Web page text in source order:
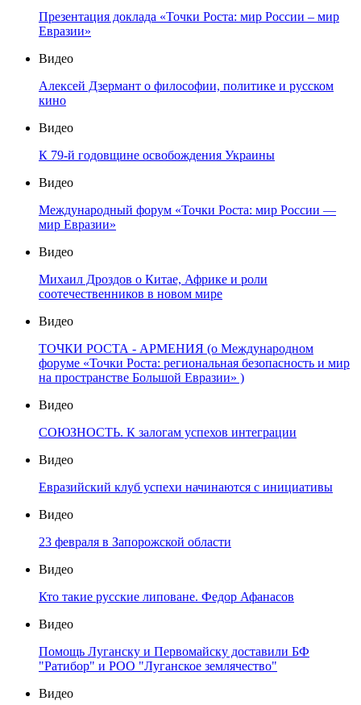
Презентация доклада «Точки Роста: мир России – мир
Евразии»
Видео
Алексей Дзермант о философии, политике и русском
кино
Видео
К 79-й годовщине освобождения Украины
Видео
Международный форум «Точки Роста: мир России —
мир Евразии»
Видео
Михаил Дроздов о Китае, Африке и роли
соотечественников в новом мире
Видео
ТОЧКИ РОСТА - АРМЕНИЯ (о Международном
форуме «Точки Роста: региональная безопасность и мир
на пространстве Большой Евразии» )
Видео
СОЮЗНОСТЬ. К залогам успехов интеграции
Видео
Евразийский клуб успехи начинаются с инициативы
Видео
23 февраля в Запорожской области
Видео
Кто такие русские липоване. Федор Афанасов
Видео
Помощь Луганску и Первомайску доставили БФ
"Ратибор" и РОО "Луганское землячество"
Видео